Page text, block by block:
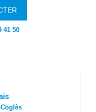
41 50